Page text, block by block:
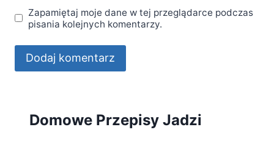
Zapamiętaj moje dane w tej przeglądarce podczas
pisania kolejnych komentarzy.
Domowe Przepisy Jadzi